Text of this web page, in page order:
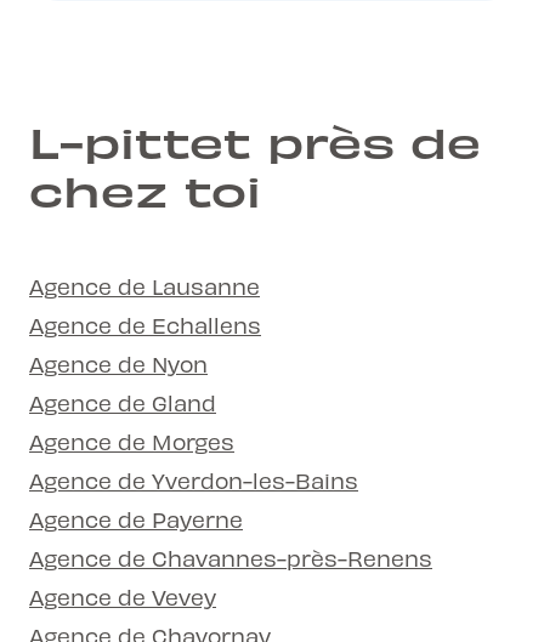
L-pittet près de
chez toi
Agence de Lausanne
Agence de Echallens
Agence de Nyon
Agence de Gland
Agence de Morges
Agence de Yverdon-les-Bains
Agence de Payerne
Agence de Chavannes-près-Renens
Agence de Vevey
Agence de Chavornay